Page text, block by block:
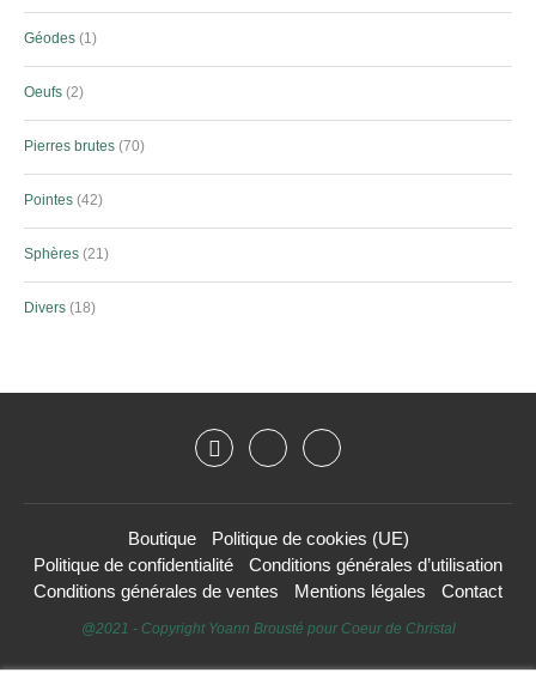
Géodes 1
Oeufs 2
Pierres brutes 70
Pointes 42
Sphères 21
Divers 18
Boutique
Politique de cookies (UE)
Politique de confidentialité
Conditions générales d’utilisation
Conditions générales de ventes
Mentions légales Contact
@2021 - Copyright Yoann Brousté pour Coeur de Christal